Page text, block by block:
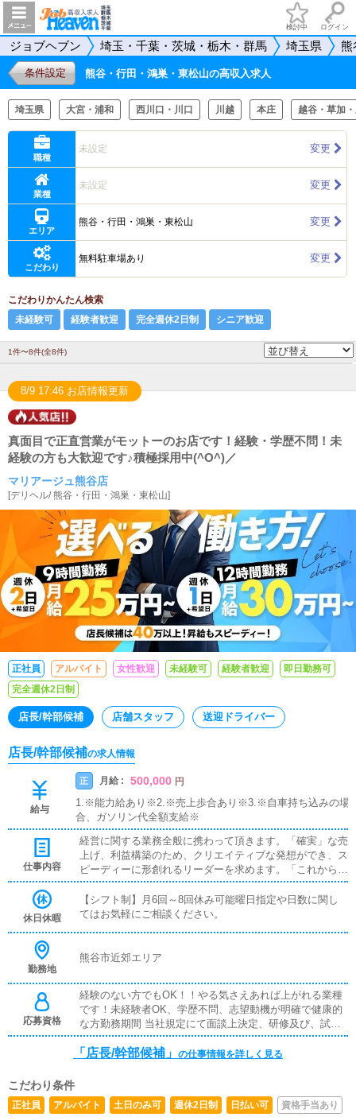
検討中 ログイン
ジョブヘブン 埼玉・千葉・茨城・栃木・群馬 埼玉県 熊
条件設定 熊谷・行田・鴻巣・東松山の高収入求人
埼玉県 大宮・浦和 西川口・川口 川越 本庄 越谷・草加
職種
未設定 変更
業種
未設定 変更
エリア
熊谷・行田・鴻巣・東松山 変更
こだわり
無料駐車場あり 変更
こだわりかんたん検索
未経験可
経験者歓迎 完全週休2日制 シニア歓迎
1件〜8件(全8件)
8/9 17:46 お店情報更新
真面目で正直営業がモットーのお店です！経験・学歴不問！未
経験の方も大歓迎です♪積極採用中(^O^)／
マリアージュ熊谷店
[デリヘル/熊谷・行田・鴻巣・東松山]
正社員 アルバイト 女性歓迎 未経験可 経験者歓迎
即日勤務可
完全週休2日制
店長/幹部候補 店舗スタッフ 送迎ドライバー
店長/幹部候補の求人情報
給与
正 月給 : 500,000 円
1.※能力給あり※2.※売上歩合あり※3.※自車持ち込みの場
合、ガソリン代全額支給※
仕事内容
経営に関する業務全般に携わって頂きます。「確実」な売
上げ、利益構築のため、クリエイティブな発想ができ、ス
ピーディーに形創れるリーダーを求めます。「これから」
の出店にも大きく影響する重要なメンバーとして、あなた
の力が必要です！【 各種待遇 】◆初任給30万以上◆技
術・資格手当て 相談に応じます。◆各役職手当◆成果特
休日休暇
【シフト制】月6回～8回休み可能曜日指定や日数に関し
てはお気軽にご相談ください。
勤務地
熊谷市近郊エリア
応募資格
経験のない方でもOK！！やる気さえあれば上がれる業種
です！未経験者OK、学歴不問、志望動機が明確で健康的
な方勤務期間 当社規定にて面談上決定、研修及び、試用
期間最高で2か月まで。当社は年功序列ではなく、能力と
あなたの頑張り次第で昇給・昇格又は独立開業やグループ
「店長/幹部候補」 の仕事情報を詳しく見る
こだわり条件
正社員 アルバイト 土日のみ可 週休2日制 日払い可
資格手当あり